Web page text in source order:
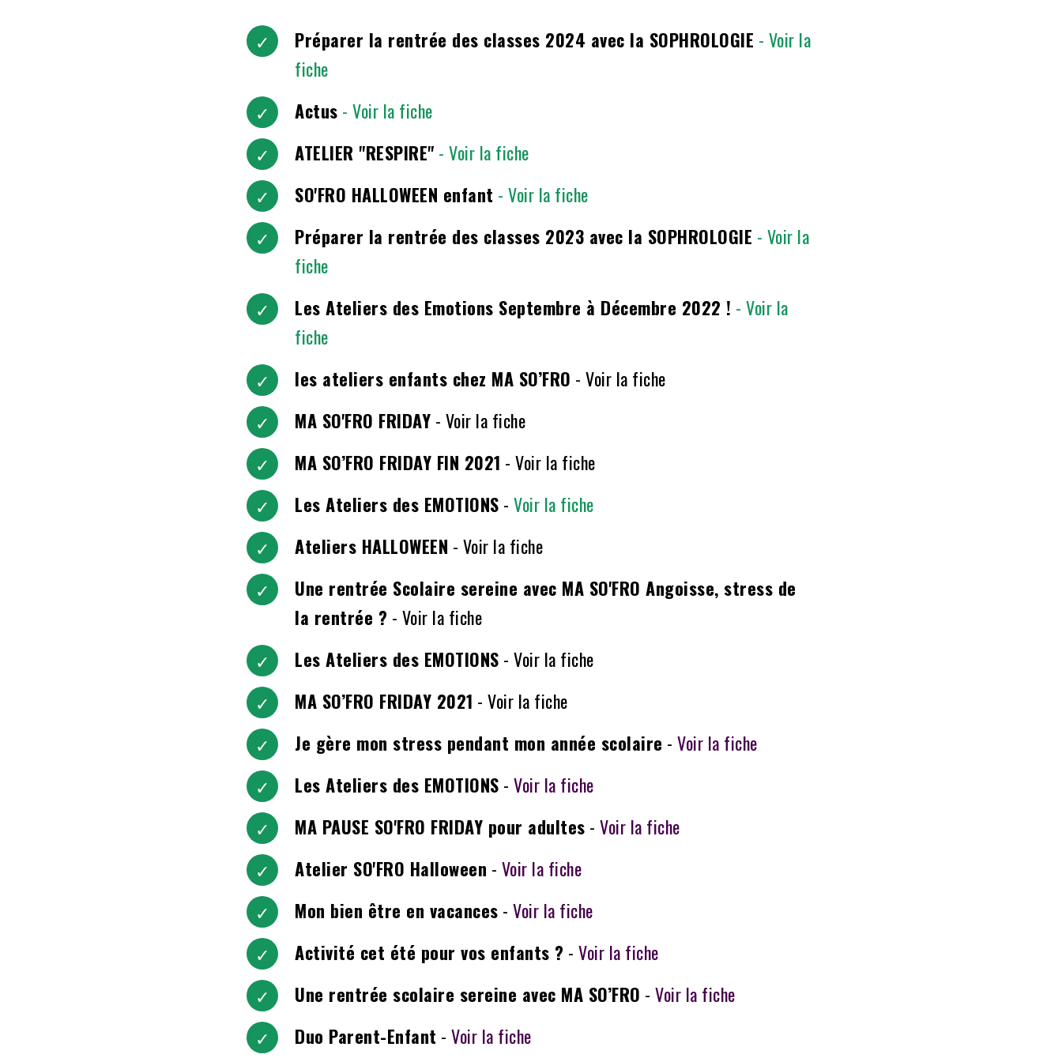
Préparer la rentrée des classes 2024 avec la SOPHROLOGIE - Voir la
fiche
Actus - Voir la fiche
ATELIER "RESPIRE" - Voir la fiche
SO'FRO HALLOWEEN enfant - Voir la fiche
Préparer la rentrée des classes 2023 avec la SOPHROLOGIE - Voir la
fiche
Les Ateliers des Emotions Septembre à Décembre 2022 ! - Voir la
fiche
les ateliers enfants chez MA SO’FRO - Voir la fiche
MA SO'FRO FRIDAY - Voir la fiche
MA SO’FRO FRIDAY FIN 2021 - Voir la fiche
Les Ateliers des EMOTIONS - Voir la fiche
Ateliers HALLOWEEN - Voir la fiche
Une rentrée Scolaire sereine avec MA SO'FRO Angoisse, stress de
la rentrée ? - Voir la fiche
Les Ateliers des EMOTIONS - Voir la fiche
MA SO’FRO FRIDAY 2021 - Voir la fiche
Je gère mon stress pendant mon année scolaire - Voir la fiche
Les Ateliers des EMOTIONS - Voir la fiche
MA PAUSE SO'FRO FRIDAY pour adultes - Voir la fiche
Atelier SO'FRO Halloween - Voir la fiche
Mon bien être en vacances - Voir la fiche
Activité cet été pour vos enfants ? - Voir la fiche
Une rentrée scolaire sereine avec MA SO’FRO - Voir la fiche
Duo Parent-Enfant - Voir la fiche